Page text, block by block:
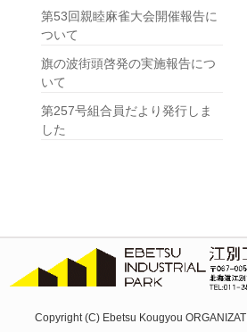
第53回親睦麻雀大会開催報告に
ついて
旗の波街頭啓発の実施報告につ
いて
第257号組合員だより発行しま
した
Copyright (C) Ebetsu Kougyou